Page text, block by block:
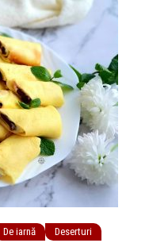
De iarnă Deserturi